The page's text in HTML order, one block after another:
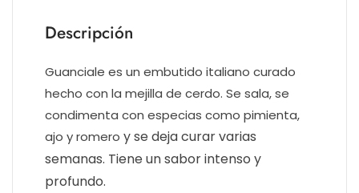
Descripción
Guanciale es un embutido italiano curado
hecho con la mejilla de cerdo. Se sala, se
condimenta con especias como pimienta,
ajo y romero y se deja curar varias
semanas. Tiene un sabor intenso y
profundo.